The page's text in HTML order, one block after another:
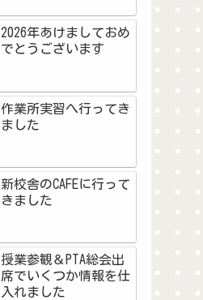
2026年あけましておめ
でとうございます
作業所実習へ行ってき
ました
新校舎のCAFEに行って
きました
授業参観＆PTA総会出
席でいくつか情報を仕
入れました